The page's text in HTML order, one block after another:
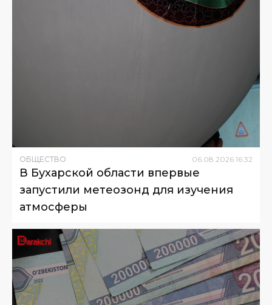
ОБЩЕСТВО 06 08 2026 16:32
В Бухарской области впервые
запустили метеозонд для изучения
атмосферы